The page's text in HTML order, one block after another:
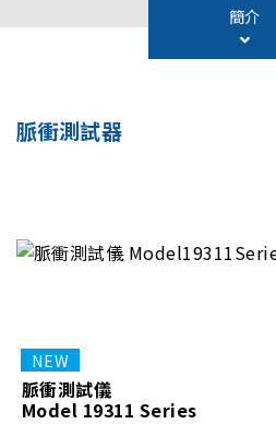
之劣化等所導致線圈發生圈與圈
磁芯的絕緣不良或線圈接腳的焊
的測試項目中加入脈衝測試可對
檢測，進而提升繞線元件產品
波形的比較與判定功能，可針對
質不良及感量差異進行有效的檢
簡介
脈衝測試器
脈衝測試儀
Model 19311 Series